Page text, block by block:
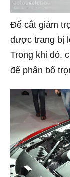
Để cắt giảm
được trang bị
Trong khi đó,
để phân bổ